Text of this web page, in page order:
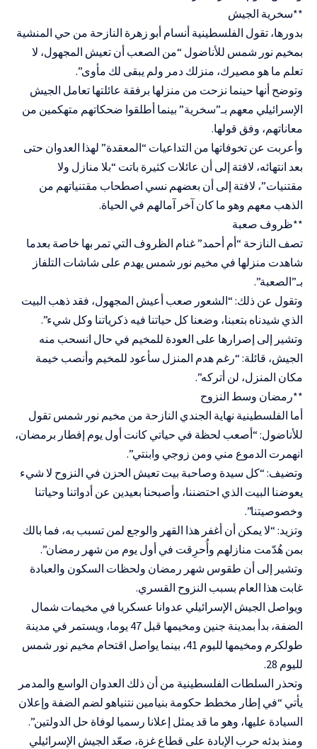
**سخرية الجيش
بدورها، تقول الفلسطينية أنسام أبو زهرة النازحة من حي المنشية
بمخيم نور شمس للأناضول “من الصعب أن تعيش المجهول، لا
تعلم ما هو مصيرك، منزلك دمر ولم يبقى لك مأوى”.
وتوضح أنها حينما نزحت من منزلها برفقة عائلتها تعامل الجيش
الإسرائيلي معهم بـ”سخرية” بينما أطلقوا ضحكاتهم متهكمين من
معاناتهم، وفق قولها.
وأعربت عن تخوفاتها من التداعيات “المعقدة” لهذا العدوان حتى
بعد انتهائه، لافتة إلى أن عائلات كثيرة باتت “بلا منازل ولا
مقتنيات”، لافتة إلى أن بعضهم نسي اصطحاب مقتنياتهم من
الذهب معهم وهو ما كان آخر آمالهم في الحياة.
**ظروف صعبة
تصف النازحة “أم أحمد” غنام الظروف التي تمر بها خاصة بعدما
شاهدت منزلها في مخيم نور شمس يهدم على شاشات التلفاز
بـ”الصعبة”.
وتقول عن ذلك: “الشعور صعب أعيش المجهول، فقد ذهب البيت
الذي شيدناه بتعبنا، وضعنا كل حياتنا فيه ذكرياتنا وكل شيء”.
وتشير إلى إصرارها على العودة للمخيم في حال انسحب منه
الجيش، قائلة: “رغم هدم المنزل سأعود للمخيم وأنصب خيمة
مكان المنزل، لن أتركه”.
**رمضان وسط النزوح
أما الفلسطينية نهاية الجندي النازحة من مخيم نور شمس تقول
للأناضول: “أصعب لحظة في حياتي كانت أول يوم إفطار برمضان،
انهمرت الدموع مني ومن زوجي وابنتي”.
وتضيف: “كل سيدة وصاحبة بيت تعيش الحزن في النزوح لا شيء
يعوضنا البيت الذي احتضننا، وأصبحنا بعيدين عن أدواتنا وحياتنا
وخصوصيتنا”.
وتزيد: “لا يمكن أن أغفر هذا القهر والوجع لمن تسبب به، فما بالك
بمن هُدّمت منازلهم وأُحرِقت في أول يوم من شهر رمضان”.
وتشير إلى أن طقوس شهر رمضان ولحظات السكون والعبادة
غابت هذا العام بسبب النزوح القسري.
ويواصل الجيش الإسرائيلي عدوانا عسكريا في مخيمات شمال
الضفة، بدأ بمدينة جنين ومخيمها قبل 47 يوما، ويستمر في مدينة
طولكرم ومخيمها لليوم 41، بينما يواصل اقتحام مخيم نور شمس
لليوم 28.
وتحذر السلطات الفلسطينية من أن ذلك العدوان الواسع والمدمر
يأتي “في إطار مخطط حكومة بنيامين نتنياهو لضم الضفة وإعلان
السيادة عليها، وهو ما قد يمثل إعلانا رسميا لوفاة حل الدولتين”.
ومنذ بدئه حرب الإبادة على قطاع غزة، صعّد الجيش الإسرائيلي